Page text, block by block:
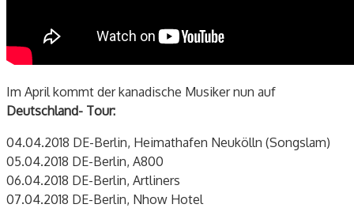
Im April kommt der kanadische Musiker nun auf
Deutschland- Tour:
04.04.2018 DE-Berlin, Heimathafen Neukölln (Songslam)
05.04.2018 DE-Berlin, A800
06.04.2018 DE-Berlin, Artliners
07.04.2018 DE-Berlin, Nhow Hotel